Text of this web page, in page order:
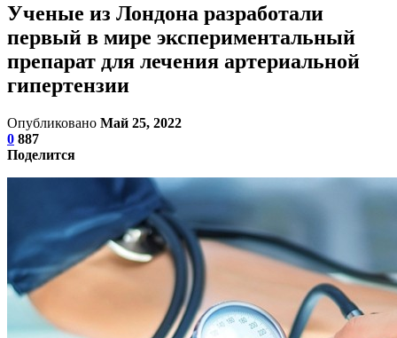
Ученые из Лондона разработали
первый в мире экспериментальный
препарат для лечения артериальной
гипертензии
Опубликовано Май 25, 2022
0 887
Поделится